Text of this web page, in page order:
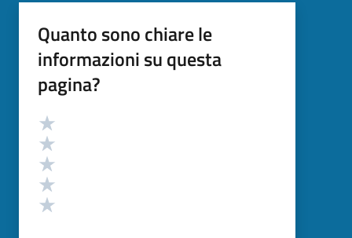
Quanto sono chiare le
informazioni su questa
pagina?
Valutazione